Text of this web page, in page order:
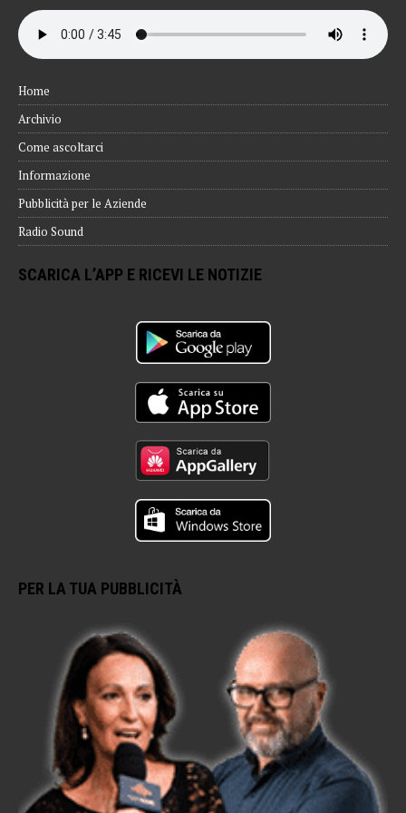
Home
Archivio
Come ascoltarci
Informazione
Pubblicità per le Aziende
Radio Sound
SCARICA L’APP E RICEVI LE NOTIZIE
PER LA TUA PUBBLICITÀ